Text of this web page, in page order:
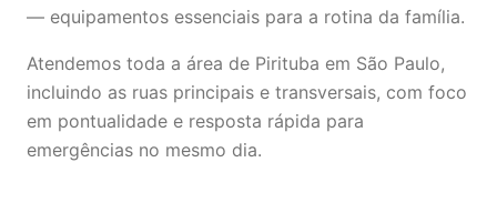
— equipamentos essenciais para a rotina da família.
Atendemos toda a área de Pirituba em São Paulo,
incluindo as ruas principais e transversais, com foco
em pontualidade e resposta rápida para
emergências no mesmo dia.